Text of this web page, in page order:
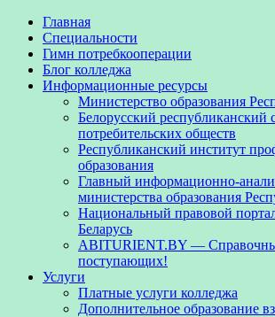
Главная
Специальности
Гимн потребкооперации
Блог колледжа
Информационные ресурсы
Министерство образования
Белорусский республиканский
потребительских обществ
Республиканский институт
образования
Главный информационно-
министерства образования
Национальный правовой
Беларусь
ABITURIENT.BY —
поступающих!
Услуги
Платные услуги колледжа
Дополнительное образование